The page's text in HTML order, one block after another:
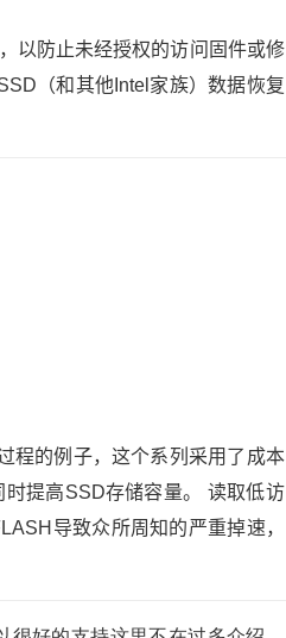
以防止未经授权的访问固件或修
（和其他Intel家族）数据恢复
程的例子，这个系列采用了成本
提高SSD存储容量。
读取低访
导致众所周知的严重掉速，